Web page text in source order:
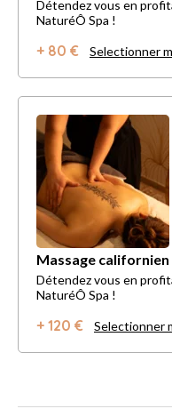
Détendez vous en
NaturéÔ Spa !
+ 80 € Selectionner
Massage californien
Détendez vous en
NaturéÔ Spa !
+ 120 € Selectionner